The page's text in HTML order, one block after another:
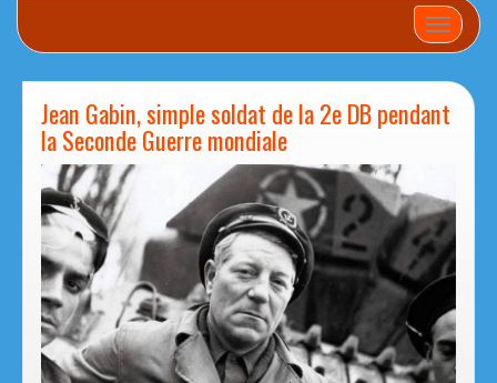
Jean Gabin, simple soldat de la 2e DB pendant
la Seconde Guerre mondiale